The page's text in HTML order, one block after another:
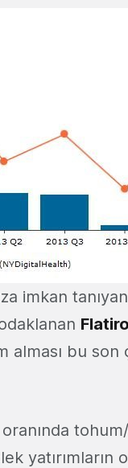
imkan
bu son
yatırımların